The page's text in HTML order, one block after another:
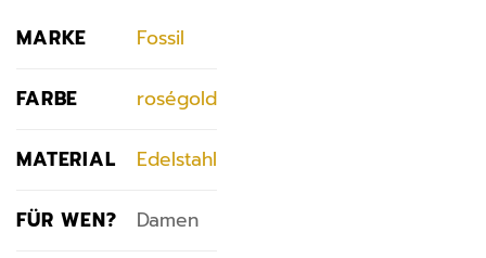
MARKE Fossil
FARBE roségold
MATERIAL Edelstahl
FÜR WEN? Damen